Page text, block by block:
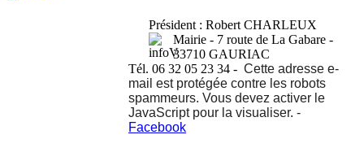
Président : Robert CHARLEUX
Mairie - 7 route de La Gabare -
33710 GAURIAC
Tél. 06 32 05 23 34 - Cette adresse e-
mail est protégée contre les robots
spammeurs. Vous devez activer le
JavaScript pour la visualiser. -
Facebook